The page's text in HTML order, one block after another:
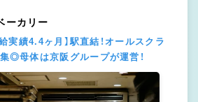
ーカリー
実績4.4ヶ月】駅直結！オールスクラ
◎母体は京阪グループが運営！